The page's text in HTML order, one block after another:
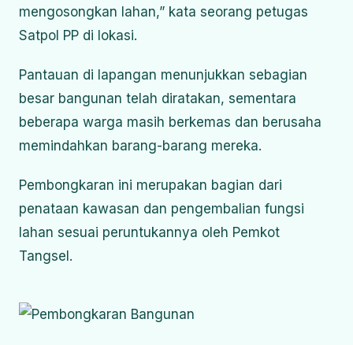
mengosongkan lahan,” kata seorang petugas
Satpol PP di lokasi.
Pantauan di lapangan menunjukkan sebagian
besar bangunan telah diratakan, sementara
beberapa warga masih berkemas dan berusaha
memindahkan barang-barang mereka.
Pembongkaran ini merupakan bagian dari
penataan kawasan dan pengembalian fungsi
lahan sesuai peruntukannya oleh Pemkot
Tangsel.